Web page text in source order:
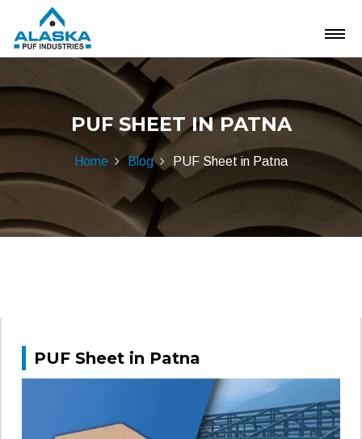
PUF SHEET IN PATNA
Home Blog PUF Sheet in Patna
PUF Sheet in Patna